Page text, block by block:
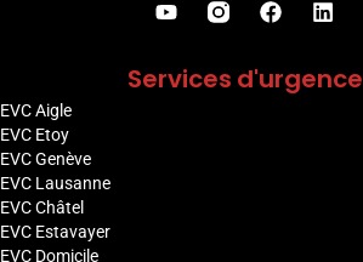
Services d'urgence
EVC Aigle
EVC Etoy
EVC Genève
EVC Lausanne
EVC Châtel
EVC Estavayer
EVC Domicile